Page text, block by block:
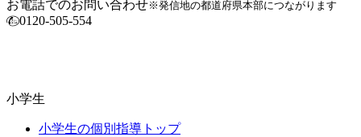
お電話でのお問い合わせ※発信地の都道府県本部につながります
0120-505-554
小学生
小学生の個別指導トップ